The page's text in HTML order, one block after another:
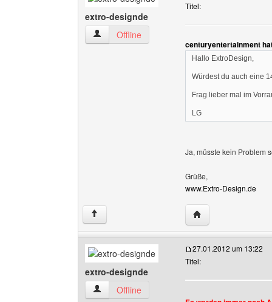
extro-designde
extro-designde Benutzer-Profile anzeigen
Offline
Titel:
centuryentertainment
Hallo ExtroDesign,
Würdest du auch eine
Frag lieber mal im
LG
Ja, müsste kein Problem
Grüße,
www.Extro-Design.de
↑ Website dieses
extro-designde
extro-designde Benutzer-Profile anzeigen
Offline
27.01.2012 um 13:22
Titel: